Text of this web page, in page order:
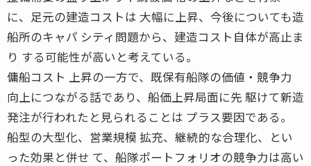
に、足元の建造コストは 大幅に上昇、今後についても造
船所のキャパ シティ問題から、建造コスト自体が高止ま
り する可能性が高いと考えている。
傭船コスト 上昇の一方で、既保有船隊の価値・競争力
向上につながる話であり、船価上昇局面に先 駆けて新造
発注が行われたと見られることは プラス要因である。
船型の大型化、営業規模 拡充、継続的な合理化、とい
った効果と併せ て、船隊ポートフォリオの競争力は高い